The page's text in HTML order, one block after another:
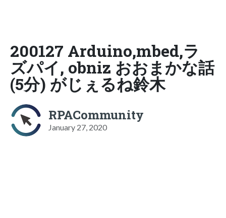
200127 Arduino,mbed,ラ
ズパイ, obniz おおまかな話
(5分) がじぇるね鈴木
RPACommunity
January 27, 2020